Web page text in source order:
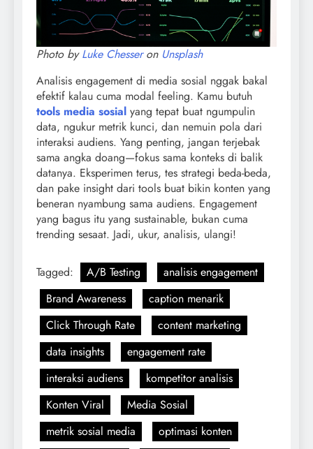
Photo byLuke Chesseron Unsplash
Analisis engagement di media sosial nggak bakal
efektif kalau cuma modal feeling. Kamu butuh
tools media sosial yang tepat buat ngumpulin
data, ngukur metrik kunci, dan nemuin pola dari
interaksi audiens. Yang penting, jangan terjebak
sama angka doang—fokus sama konteks di balik
datanya. Eksperimen terus, tes strategi beda-beda,
dan pake insight dari tools buat bikin konten yang
beneran nyambung sama audiens. Engagement
yang bagus itu yang sustainable, bukan cuma
trending sesaat. Jadi, ukur, analisis, ulangi!
Tagged: A/B Testing
analisis engagement
Brand Awareness
caption menarik
Click Through Rate
content marketing
data insights
engagement rate
interaksi audiens
kompetitor analisis
Konten Viral
Media Sosial
metrik sosial media
optimasi konten